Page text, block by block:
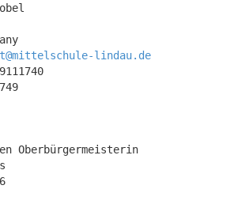
lindau.de
Oberbürgermeisterin